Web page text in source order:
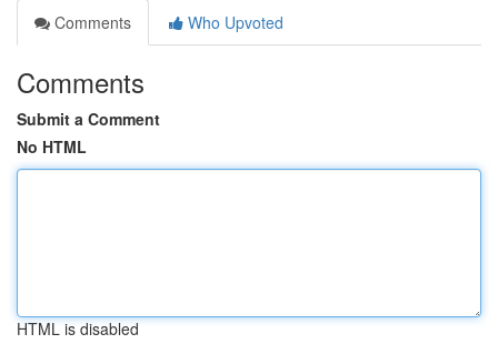
Comments
Who Upvoted
Comments
Submit a Comment
No HTML
HTML is disabled